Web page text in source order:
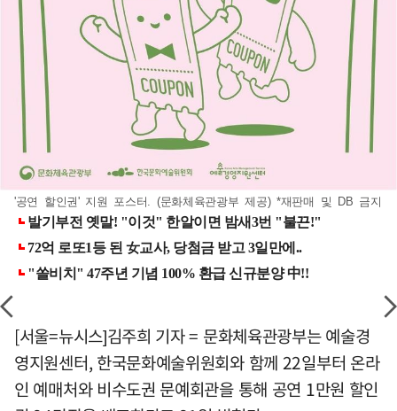
'공연 할인권' 지원 포스터. (문화체육관광부 제공) *재판매 및 DB 금지
[서울=뉴시스]김주희 기자 = 문화체육관광부는 예술경
영지원센터, 한국문화예술위원회와 함께 22일부터 온라
인 예매처와 비수도권 문예회관을 통해 공연 1만원 할인